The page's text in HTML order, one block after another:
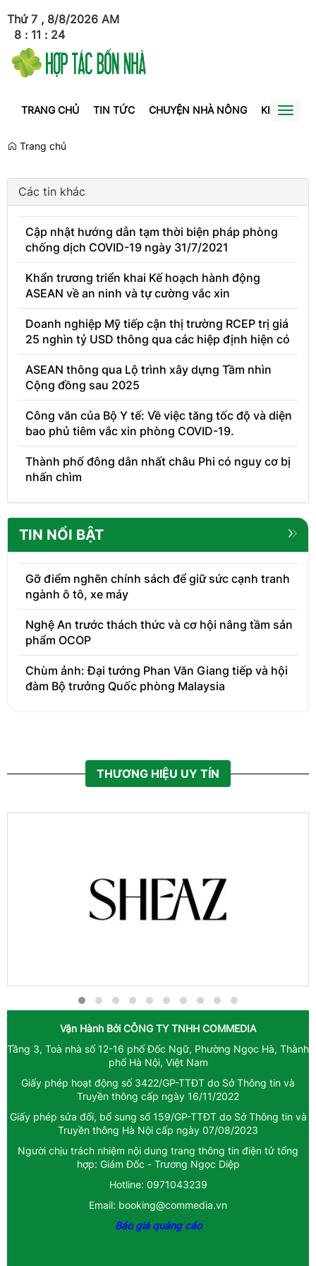
Thứ 7 , 8/8/2026
8 : 11 : 24
AM
TRANG CHỦ TIN TỨC CHUYỆN NHÀ NÔNG KINH TẾToggle
Trang chủ
Các tin khác
Cập nhật hướng dẫn tạm thời biện pháp phòng
chống dịch COVID-19 ngày 31/7/2021
Khẩn trương triển khai Kế hoạch hành động
ASEAN về an ninh và tự cường vắc xin
Doanh nghiệp Mỹ tiếp cận thị trường RCEP trị giá
25 nghìn tỷ USD thông qua các hiệp định hiện có
ASEAN thông qua Lộ trình xây dựng Tầm nhìn
Cộng đồng sau 2025
Công văn của Bộ Y tế: Về việc tăng tốc độ và diện
bao phủ tiêm vắc xin phòng COVID-19.
Thành phố đông dân nhất châu Phi có nguy cơ bị
nhấn chìm
TIN NỔI BẬT
Gỡ điểm nghẽn chính sách để giữ sức cạnh tranh
ngành ô tô, xe máy
Nghệ An trước thách thức và cơ hội nâng tầm sản
phẩm OCOP
Chùm ảnh: Đại tướng Phan Văn Giang tiếp và hội
đàm Bộ trưởng Quốc phòng Malaysia
THƯƠNG HIỆU UY TÍN
Vận Hành Bởi CÔNG TY TNHH COMMEDIA
Tầng 3, Toà nhà số 12-16 phố Đốc Ngữ, Phường Ngọc Hà, Thành
phố Hà Nội, Việt Nam
Giấy phép hoạt động số 3422/GP-TTĐT do Sở Thông tin và
Truyền thông cấp ngày 16/11/2022
Giấy phép sửa đổi, bổ sung số 159/GP-TTĐT do Sở Thông tin và
Truyền thông Hà Nội cấp ngày 07/08/2023
Người chịu trách nhiệm nội dung trang thông tin điện tử tổng
hợp: Giám Đốc - Trương Ngọc Diệp
Hotline: 0971043239
Email: booking@commedia.vn
Báo giá quảng cáo